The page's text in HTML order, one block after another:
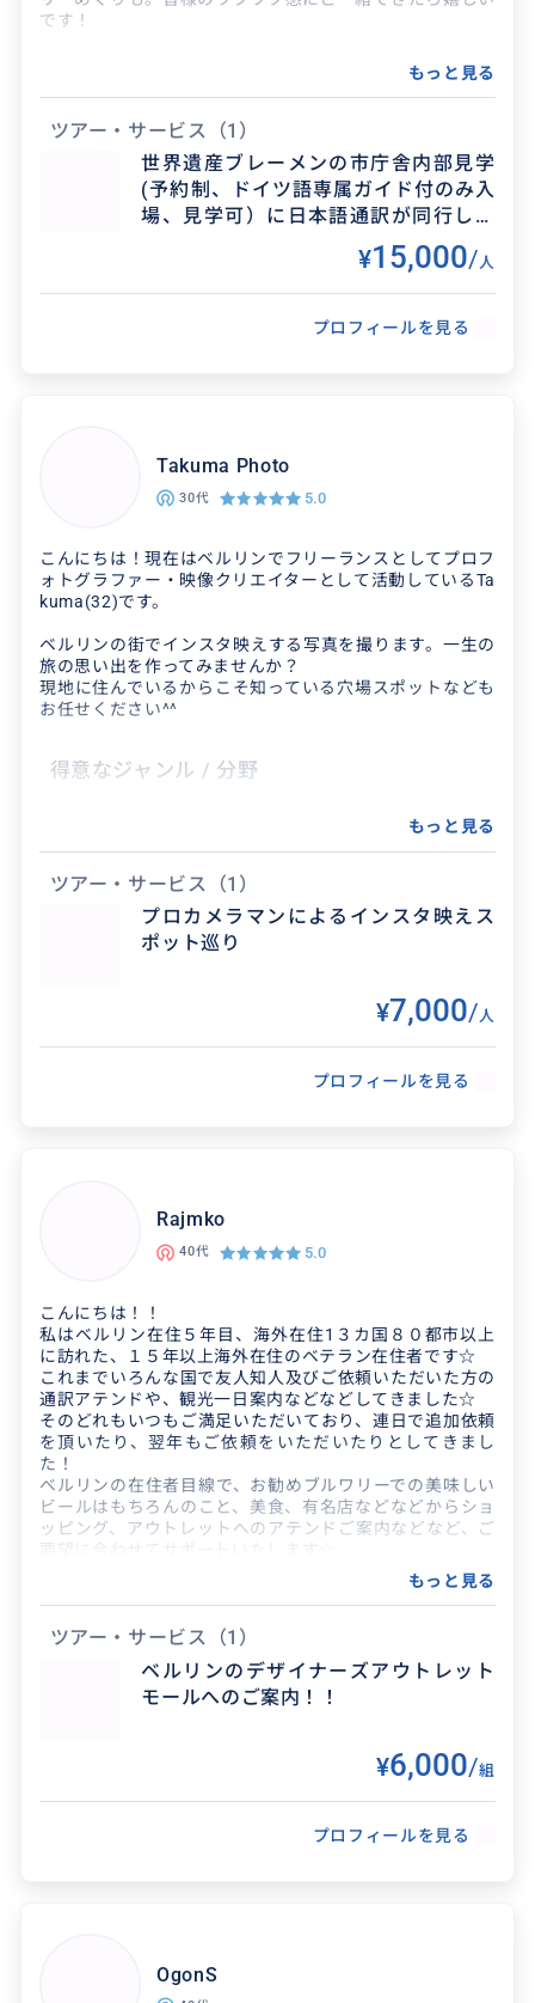
です！
得意なジャンル / 分野
専攻が西洋美術なので、美術館、建築物めぐり、
工房での体験制作や、ドイツ語ガイドつきでな
もっと見る
ツアー・サービス
（1）
世界遺産ブレーメンの市庁舎内部見学
(予約制、ドイツ語専属ガイド付のみ入
場、見学可）に日本語通訳が同行しま
す！ブレーメン1日観光 市内観光スポ
ットめぐり、ショッピングガイド、美
術、博物館、劇場入場ＯＫ
¥15,000/ 人
プロフィールを見る
Takuma Photo
30代 5.0
こんにちは！現在はベルリンでフリーランスとしてプロフ
ォトグラファー・映像クリエイターとして活動しているTa
kuma(32)です。
ベルリンの街でインスタ映えする写真を撮ります。一生の
旅の思い出を作ってみませんか？
現地に住んでいるからこそ知っている穴場スポットなども
お任せください^^
得意なジャンル / 分野
クチコミ
2022/12/26
とても親切に対応いただき本当に助かりました！
もっと見る
ツアー・サービス （1）
プロカメラマンによるインスタ映えス
ポット巡り
¥7,000/人
プロフィールを見る
Rajmko
40代 5.0
こんにちは！！
私はベルリン在住５年目、海外在住1３カ国８０都市以上
に訪れた、１５年以上海外在住のベテラン在住者です☆
これまでいろんな国で友人知人及びご依頼いただいた方の
通訳アテンドや、観光一日案内などなどしてきました☆
そのどれもいつもご満足いただいており、連日で追加依頼
を頂いたり、翌年もご依頼をいただいたりとしてきまし
た！
ベルリンの在住者目線で、お勧めブルワリーでの美味しい
ビールはもちろんのこと、美食、有名店などなどからショ
ッピング、アウトレットへのアテンドご案内などなど、ご
要望に合わせてサポートいたします☆
チケット購入などもお気軽にご相談くださいね！！
得意なジャンル / 分野
ショッピング、ベルリンのおしゃれな路面店巡
り、ベルリンのおしゃれなカフェ・レストラン
内していただきました！
もっと見る
ツアー・サービス （1）
ベルリンのデザイナーズアウトレット
モールへのご案内！！
¥6,000/組
プロフィールを見る
OgonS